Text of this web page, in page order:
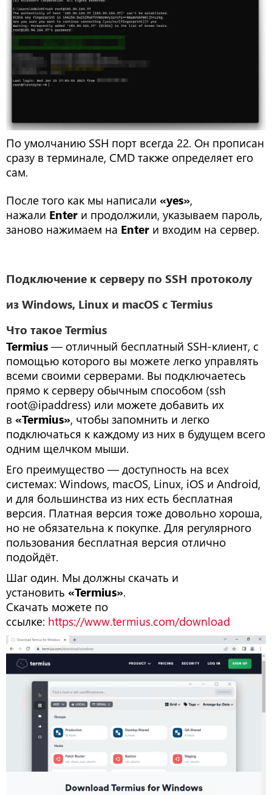
По умолчанию SSH порт всегда 22. Он прописан
сразу в терминале, CMD также определяет его
сам.
После того как мы написали «yes»,
нажали Enter и продолжили, указываем пароль,
заново нажимаем на Enter и входим на сервер.
Подключение к серверу по SSH протоколу
из Windows, Linux и macOS с Termius
Что такое Termius
Termius — отличный бесплатный SSH-клиент, с
помощью которого вы можете легко управлять
всеми своими серверами. Вы подключаетесь
прямо к серверу обычным способом (ssh
root@ipaddress) или можете добавить их
в «Termius», чтобы запомнить и легко
подключаться к каждому из них в будущем всего
одним щелчком мыши.
Его преимущество — доступность на всех
системах: Windows, macOS, Linux, iOS и Android,
и для большинства из них есть бесплатная
версия. Платная версия тоже довольно хороша,
но не обязательна к покупке. Для регулярного
пользования бесплатная версия отлично
подойдёт.
Шаг один. Мы должны скачать и
установить «Termius».
Скачать можете по
ссылке: https://www.termius.com/download